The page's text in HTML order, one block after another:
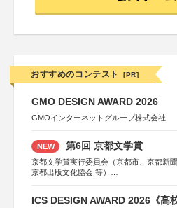
おすすめのコンテスト [PR]
GMO DESIGN AWARD 2026
GMOインターネットグループ株式会社
NEW 第6回 京都文学賞
京都文学賞実行委員会（京都市、京都新
京都出版文化協会 等）
KADOKAWA、河出書房新社、幻冬舎、講
集英社、小学館、祥伝社、新潮社、淡交
ICS DESIGN AWARD 2026《高